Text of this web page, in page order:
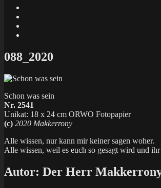
X
088_2020
Schon was sein
Nr. 2541
Unikat: 18 x 24 cm ORWO Fotopapier
(c) 2020 Makkerrony
Alle wissen, nur kann mir keiner sagen woher.
Alle wissen, weil es euch so gesagt wird und
Autor: Der Herr